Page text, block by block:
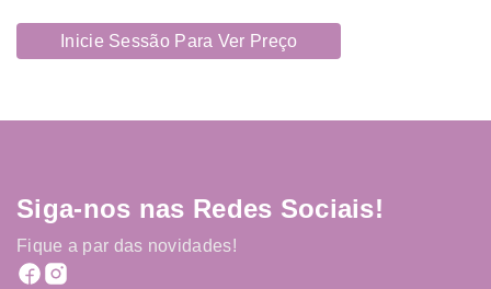
Inicie Sessão Para Ver Preço
Siga-nos nas Redes Sociais!
Fique a par das novidades!